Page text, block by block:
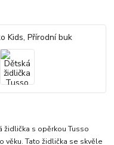
židlička s opěrkou Tusso
Tato židlička se skvěle